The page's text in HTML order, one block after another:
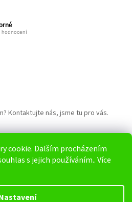
cookie. Dalším procházením
s jejich používáním.. Více
Kontaktujte nás, jsme tu pro vás.